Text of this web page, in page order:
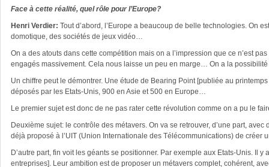
Face à cette réalité, quel rôle pour l’Europe?
Henri Verdier: Tout d’abord, l’Europe a beaucoup de belle technologies. On
domotique, des sociétés de jeux vidéo…
On a des atouts dans cette compétition mais on a l’impression que ce n’est
engagés massivement. Cela nous laisse un peu en marge… On a la
Un chiffre peut le démontrer. Une étude de Bearing Point [publiée au
déposés par les Etats-Unis, 900 en Asie et 500 en Europe…
Le premier sujet est donc de ne pas rater cette révolution comme on a pu le
Deuxième sujet: le contrôle des métavers. On va se retrouver, d’une part,
déjà proposé à l’UIT (Union Internationale des Télécommunications) de
D’autre part, fin voit les géants se positionner. Par exemple aux Etats-Unis. Il
entreprises]. Leur ambition est de proposer un métavers complet, cohérent,